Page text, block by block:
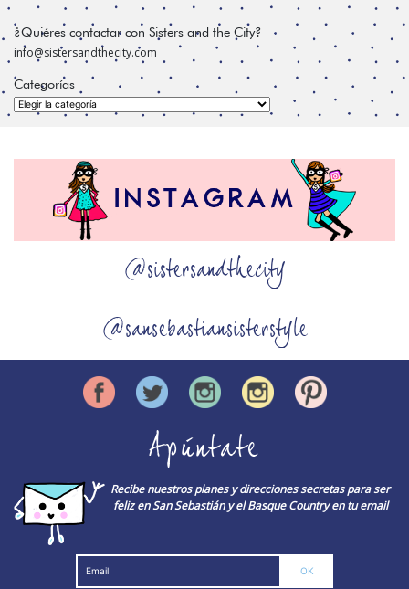
¿Quiéres contactar con Sisters and the City?
info@sistersandthecity.com
Categorías
Categorías
@sistersandthecity
@sansebastiansisterstyle
Apúntate
Recibe nuestros planes y direcciones secretas para ser
feliz en San Sebastián y el Basque Country en tu email